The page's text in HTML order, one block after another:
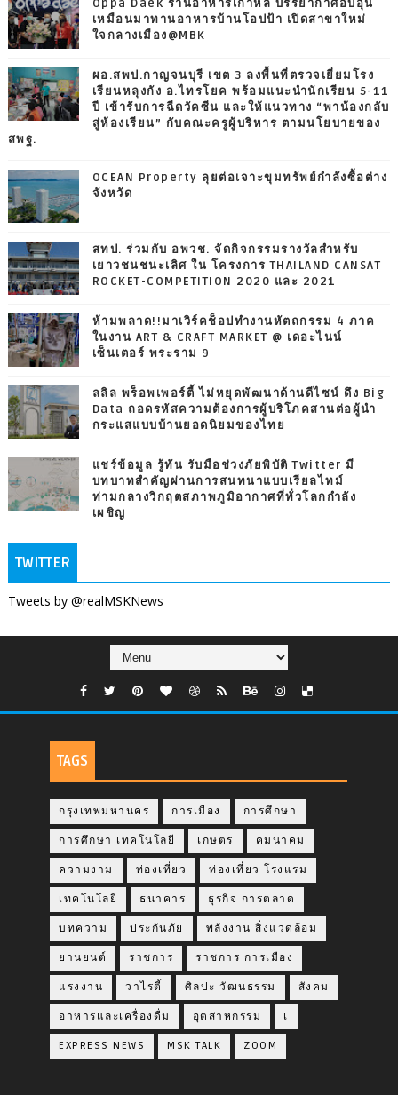
Oppa Daek ร้านอาหารเกาหลี บรรยากาศอบอุ่น
เหมือนมาทานอาหารบ้านโอปป้า เปิดสาขาใหม่
ใจกลางเมือง@MBK
ผอ.สพป.กาญจนบุรี เขต 3 ลงพื้นที่ตรวจเยี่ยมโรง
เรียนหลุงกัง อ.ไทรโยค พร้อมแนะนำนักเรียน 5-11
ปี เข้ารับการฉีดวัคซีน และให้แนวทาง “พาน้องกลับ
สู่ห้องเรียน” กับคณะครูผู้บริหาร ตามนโยบายของ
สพฐ.
OCEAN Property ลุยต่อเจาะขุมทรัพย์กำลังซื้อต่าง
จังหวัด
สทป. ร่วมกับ อพวช. จัดกิจกรรมรางวัลสำหรับ
เยาวชนชนะเลิศ ใน โครงการ THAILAND CANSAT
ROCKET-COMPETITION 2020 และ 2021
ห้ามพลาด!!มาเวิร์คช็อปทำงานหัตถกรรม 4 ภาค
ในงาน ART & CRAFT MARKET @ เดอะไนน์
เซ็นเตอร์ พระราม 9
ลลิล พร็อพเพอร์ตี้ ไม่หยุดพัฒนาด้านดีไซน์ ดึง Big
Data ถอดรหัสความต้องการผู้บริโภคสานต่อผู้นำ
กระแสแบบบ้านยอดนิยมของไทย
แชร์ข้อมูล รู้ทัน รับมือช่วงภัยพิบัติ Twitter มี
บทบาทสำคัญผ่านการสนทนาแบบเรียลไทม์
ท่ามกลางวิกฤตสภาพภูมิอากาศที่ทั่วโลกกำลัง
เผชิญ
TWITTER
Tweets by @realMSKNews
TAGS
กรุงเทพมหานคร การเมือง การศึกษา
การศึกษา เทคโนโลยี เกษตร คมนาคม
ความงาม ท่องเที่ยว ท่องเที่ยว โรงแรม
เทคโนโลยี ธนาคาร ธุรกิจ การตลาด
บทความ ประกันภัย พลังงาน สิ่งแวดล้อม
ยานยนต์ ราชการ ราชการ การเมือง
แรงงาน วาไรตี้ ศิลปะ วัฒนธรรม สังคม
อาหารและเครื่องดื่ม อุตสาหกรรม เ
EXPRESS NEWS MSK TALK ZOOM